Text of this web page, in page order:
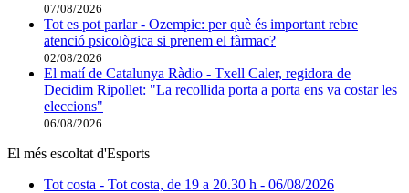
07/08/2026
Tot es pot parlar - Ozempic: per què és important rebre
atenció psicològica si prenem el fàrmac?
02/08/2026
El matí de Catalunya Ràdio - Txell Caler, regidora de
Decidim Ripollet: "La recollida porta a porta ens va costar les
eleccions"
06/08/2026
El més escoltat d'Esports
Tot costa - Tot costa, de 19 a 20.30 h - 06/08/2026